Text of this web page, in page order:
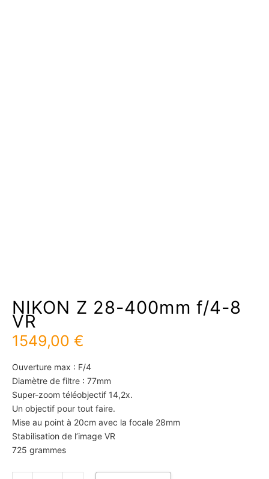
NIKON Z 28-400mm f/4-8
VR
1549,00 €
Ouverture max : F/4
Diamètre de filtre : 77mm
Super-zoom téléobjectif 14,2x.
Un objectif pour tout faire.
Mise au point à 20cm avec la focale 28mm
Stabilisation de l’image VR
725 grammes